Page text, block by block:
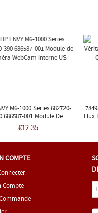
M6-1000 Series 682720-
686587-001 Module De
WebCam Interne US
€12.35
Flux
COMPTE
Compte